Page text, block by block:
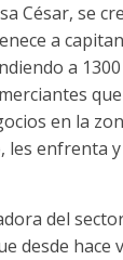
César, se
a
a
en la
les enfrenta
del
desde hace